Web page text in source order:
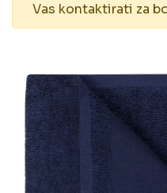
Vas kontaktirati za